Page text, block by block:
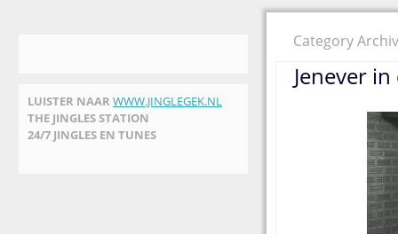
LUISTER NAAR WWW.JINGLEGEK.NL
THE JINGLES STATION
24/7 JINGLES EN TUNES
Category
Jenever